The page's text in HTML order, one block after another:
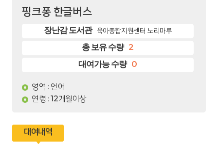
핑크퐁 한글버스
장난감 도서관 육아종합지원센터 노리마루
총 보유 수량 2
대여가능 수량 0
영역 : 언어
연령 :12개월이상
대여내역